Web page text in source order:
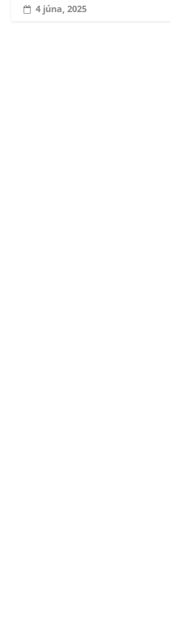
4 júna, 2025